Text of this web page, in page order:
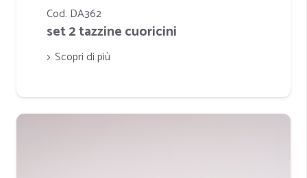
Cod. DA362
set 2 tazzine cuoricini
Scopri di più